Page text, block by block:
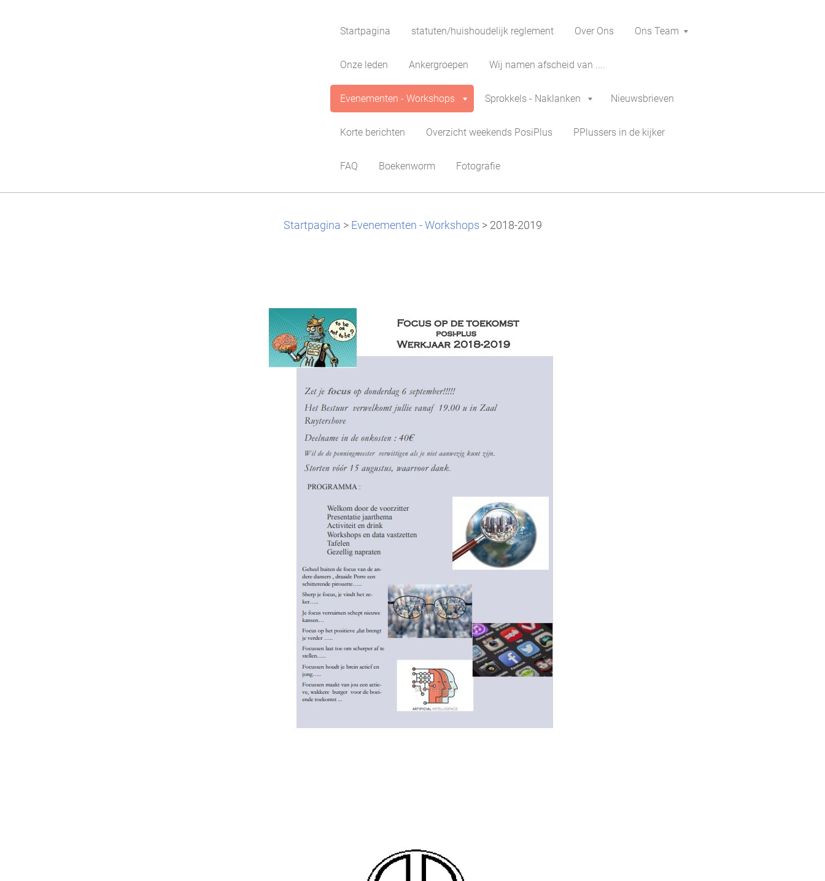
Startpagina statuten/huishoudelijk reglement Over Ons Ons Team
Onze leden Ankergroepen Wij namen afscheid van ....
Evenementen - Workshops Sprokkels - Naklanken Nieuwsbrieven
Korte berichten Overzicht weekends PosiPlus PPlussers in de kijker
FAQ Boekenworm Fotografie
Startpagina > Evenementen - Workshops > 2018-2019